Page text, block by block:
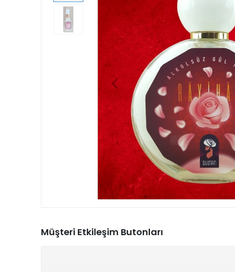
Müşteri Etkileşim Butonları